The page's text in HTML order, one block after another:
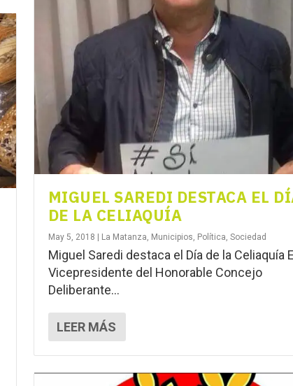
MIGUEL SAREDI DESTACA EL
DE LA CELIAQUÍA
May 5, 2018 La Matanza, Municipios, Política, Sociedad
Miguel Saredi destaca el Día de la Celiaquía
Vicepresidente del Honorable Concejo
Deliberante...
LEER MÁS